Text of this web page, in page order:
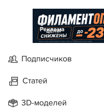
Реклама
Подписчиков
Статей
3D-моделей